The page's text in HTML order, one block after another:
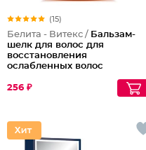
(15)
Белита - Витекс / Бальзам-
шелк для волос для
восстановления
ослабленных волос
256 ₽